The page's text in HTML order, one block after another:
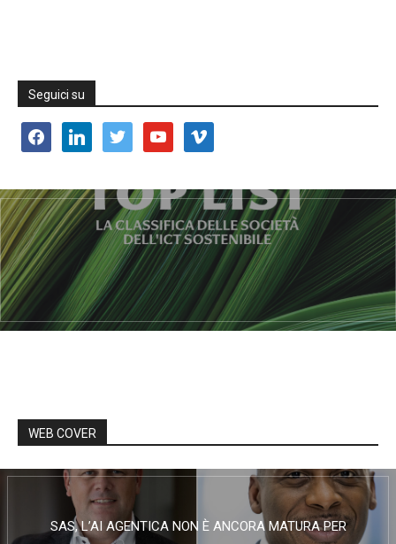
Seguici su
facebooklinkedin twitter youtube vimeo
WEB COVER
SAS, L’AI AGENTICA NON È ANCORA MATURA PER